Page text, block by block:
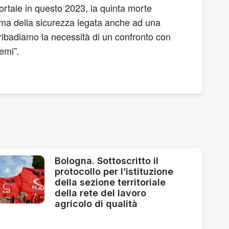
in questo 2023, la quinta morte
della sicurezza legata anche ad una
la necessità di un confronto con
Bologna. Sottoscritto il
protocollo per l’istituzione
della sezione territoriale
della rete del lavoro
agricolo di qualità